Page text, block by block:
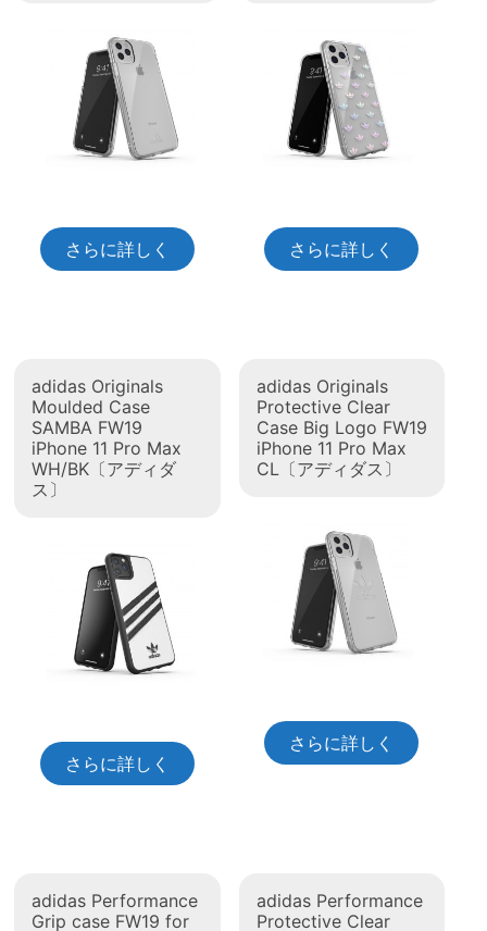
さらに詳しく さらに詳しく
adidas Originals
Moulded Case
SAMBA FW19
iPhone 11 Pro Max
WH/BK〔アディダ
ス〕
さらに詳しく
adidas Originals
Protective Clear
Case Big Logo FW19
iPhone 11 Pro Max
CL〔アディダス〕
さらに詳しく
adidas Performance
Grip case FW19 for
adidas Performance
Protective Clear